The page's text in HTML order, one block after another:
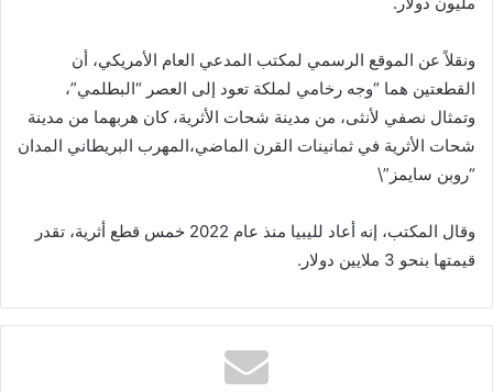
ونقلاً عن الموقع الرسمي لمكتب المدعي العام الأمريكي، أن
القطعتين هما “وجه رخامي لملكة تعود إلى العصر “البطلمي”،
وتمثال نصفي لأنثى، من مدينة شحات الأثرية، كان هربهما من مدينة
شحات الأثرية في ثمانينات القرن الماضي،المهرب البريطاني المدان
“روبن سايمز”\
وقال المكتب، إنه أعاد لليبيا منذ عام 2022 خمس قطع أثرية، تقدر
قيمتها بنحو 3 ملايين دولار.